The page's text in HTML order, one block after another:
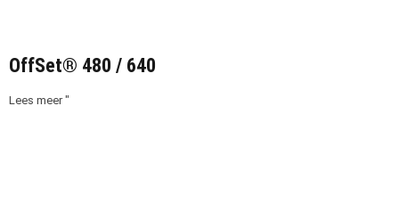
OffSet® 480 / 640
Lees meer "